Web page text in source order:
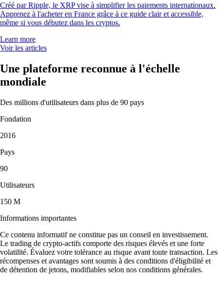
Créé par Ripple, le XRP vise à simplifier les paiements internationaux.
Apprenez à l'acheter en France grâce à ce guide clair et accessible,
même si vous débutez dans les cryptos.
Learn more
Voir les articles
Une plateforme reconnue à l'échelle
mondiale
Des millions d'utilisateurs dans plus de 90 pays
Fondation
2016
Pays
90
Utilisateurs
150 M
Informations importantes
Ce contenu informatif ne constitue pas un conseil en investissement.
Le trading de crypto-actifs comporte des risques élevés et une forte
volatilité. Évaluez votre tolérance au risque avant toute transaction. Les
récompenses et avantages sont soumis à des conditions d'éligibilité et
de détention de jetons, modifiables selon nos conditions générales.